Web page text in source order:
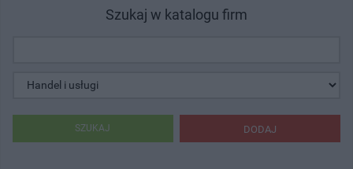
Szukaj w katalogu firm
DODAJ
SZUKAJ